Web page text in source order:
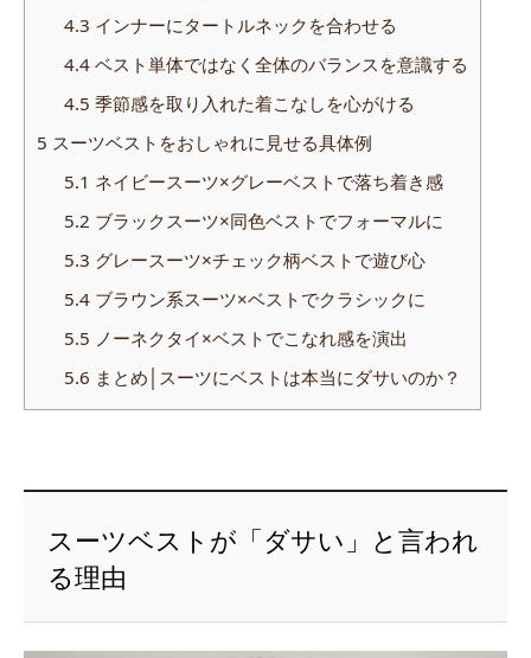
4.3 インナーにタートルネックを合わせる
4.4ベスト単体ではなく全体のバランスを意識する
4.5 季節感を取り入れた着こなしを心がける
5 スーツベストをおしゃれに見せる具体例
5.1 ネイビースーツ×グレーベストで落ち着き感
5.2 ブラックスーツ×同色ベストでフォーマルに
5.3 グレースーツ×チェック柄ベストで遊び心
5.4ブラウン系スーツ×ベストでクラシックに
5.5 ノーネクタイ×ベストでこなれ感を演出
5.6 まとめ│スーツにベストは本当にダサいのか？
スーツベストが「ダサい」と言われ
る理由